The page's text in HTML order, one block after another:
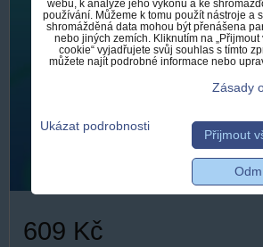
609 Kč
webu, k analýze jeho výkonu a ke
používání. Můžeme k tomu použít nástroje a
shromážděná data mohou být přenášena
nebo jiných zemích. Kliknutím na
cookie“ vyjadřujete svůj souhlas s tímto
můžete najít podrobné informace nebo
Zásady
Ukázat podrobnosti
Přijmout